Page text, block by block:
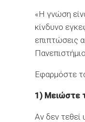
«Η γνώση
κίνδυνο
επιπτώσεις
Εφαρμόστε
1) Μειώστε
Αν δεν τεθεί